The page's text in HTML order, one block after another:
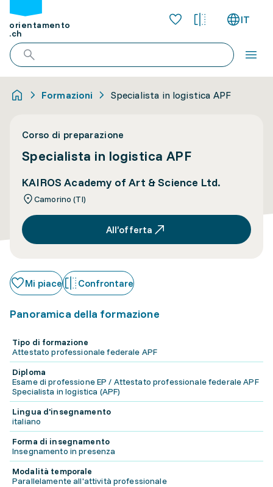
orientamento
.ch
IT
Formazioni Specialista in logistica APF
Corso di preparazione
Specialista in logistica APF
KAIROS Academy of Art & Science Ltd.
Camorino (TI)
All’offerta
Mi piace Confrontare
Panoramica della formazione
Tipo di formazione
Attestato professionale federale APF
Diploma
Esame di professione EP / Attestato professionale federale APF
Specialista in logistica (APF)
Lingua d'insegnamento
italiano
Forma di insegnamento
Insegnamento in presenza
Modalità temporale
Parallelamente all'attività professionale